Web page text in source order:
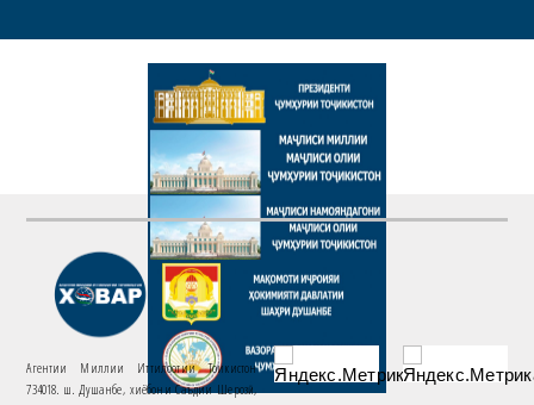
Агентии Миллии Иттилоотии Тоҷикистон
734018. ш. Душанбе, хиёбони Саъдии Шерозӣ,